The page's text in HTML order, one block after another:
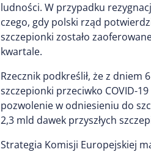
ludności. W przypadku
czego, gdy polski rząd
szczepionki zostało
kwartale.
Rzecznik podkreślił, że z
szczepionki przeciwko COVID-
pozwolenie w odniesieniu do
2,3 mld dawek przyszłych
Strategia Komisji Europejskiej